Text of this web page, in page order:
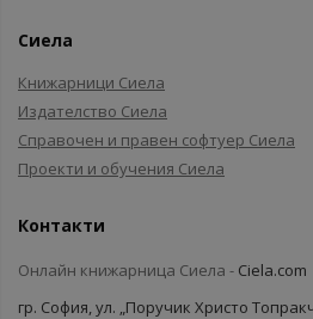
Сиела
Книжарници Сиела
Издателство Сиела
Справочен и правен софтуер Сиела
Проекти и обучения Сиела
Контакти
Онлайн книжарница Сиела - Ciela.com
гр. София, ул. „Поручик Христо